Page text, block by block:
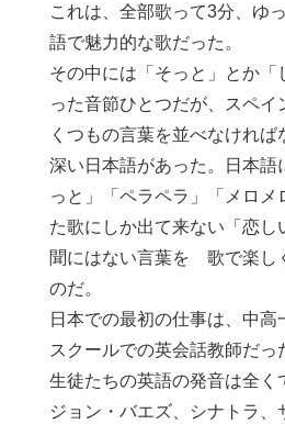
これは、全部歌って3分、ゆ
語で魅力的な歌だった。
その中には「そっと」とか
った音節ひとつだが、スペイ
くつもの言葉を並べなけれ
深い日本語があった。日本語
っと」「ペラペラ」「メロメ
た歌にしか出て来ない「恋し
聞にはない言葉を 歌で楽し
のだ。
日本での最初の仕事は、中
スクールでの英会話教師だっ
生徒たちの英語の発音は全く
ジョン・バエズ、シナトラ、